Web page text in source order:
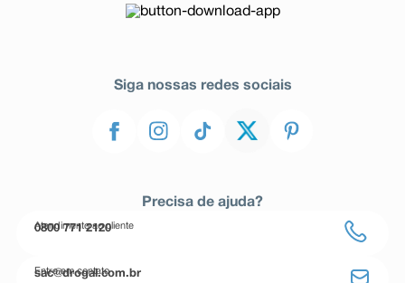
Siga nossas redes sociais
Precisa de ajuda?
Atendimento ao cliente
0800 771 2120
Entre em contato
sac@drogal.com.br